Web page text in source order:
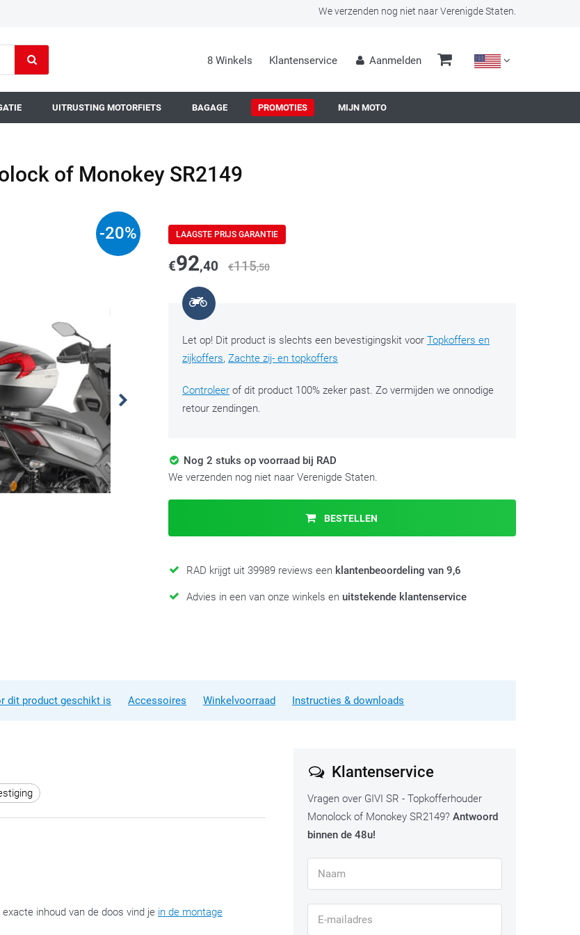
We verzenden nog niet naar Verenigde Staten.
8 Winkels Klantenservice Aanmelden
UITRUSTING MOTORFIETS BAGAGE PROMOTIES MIJN MOTO
of Monokey SR2149
-20% LAAGSTE PRIJS GARANTIE
€92,40 €115,50
Let op! Dit product is slechts een bevestigingskit voor Topkoffers en
zijkoffers, Zachte zij- en topkoffers
Controleer of dit product 100% zeker past. Zo vermijden we onnodige
retour zendingen.
Nog 2 stuks op voorraad bij RAD
We verzenden nog niet naar Verenigde Staten.
BESTELLEN
RAD krijgt uit 39989 reviews een klantenbeoordeling van 9,6
Advies in een van onze winkels en uitstekende klantenservice
dit product geschikt is Accessoires Winkelvoorraad Instructies & downloads
inhoud van de doos vind je in de montage
Klantenservice
Vragen over GIVI SR - Topkofferhouder
Monolock of Monokey SR2149? Antwoord
binnen de 48u!